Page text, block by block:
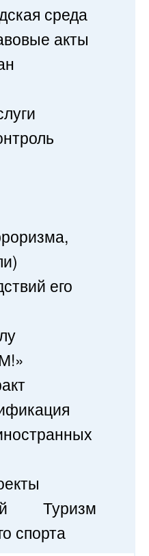
среда
акты
его
Туризм
спорта